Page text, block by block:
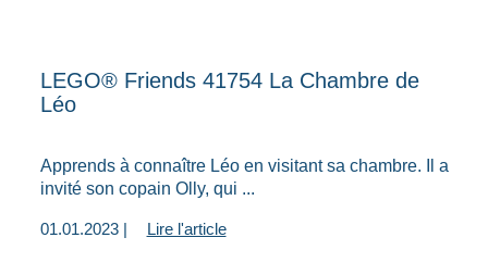
LEGO® Friends 41754 La Chambre de
Léo
Apprends à connaître Léo en visitant sa chambre. Il a
invité son copain Olly, qui ...
01.01.2023 | Lire l'article